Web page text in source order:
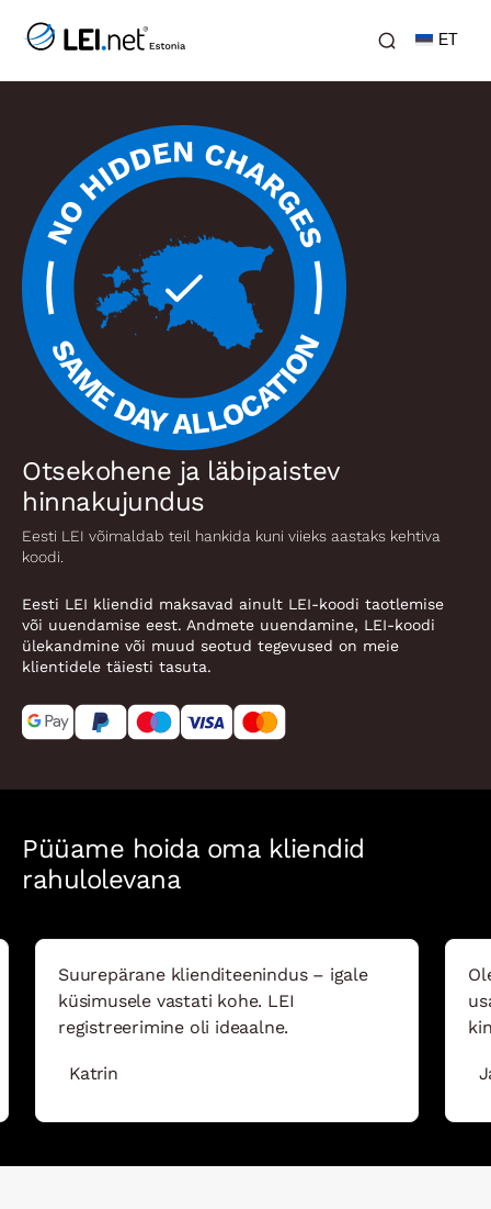
ET
Otsekohene ja läbipaistev
hinnakujundus
Eesti LEI võimaldab teil hankida kuni viieks aastaks kehtiva
koodi.
Eesti LEI kliendid maksavad ainult LEI-koodi taotlemise
või uuendamise eest. Andmete uuendamine, LEI-koodi
ülekandmine või muud seotud tegevused on meie
klientidele täiesti tasuta.
Püüame hoida oma kliendid
rahulolevana
Suurepärane klienditeenindus – igale
küsimusele vastati kohe. LEI
registreerimine oli ideaalne.
Katrin